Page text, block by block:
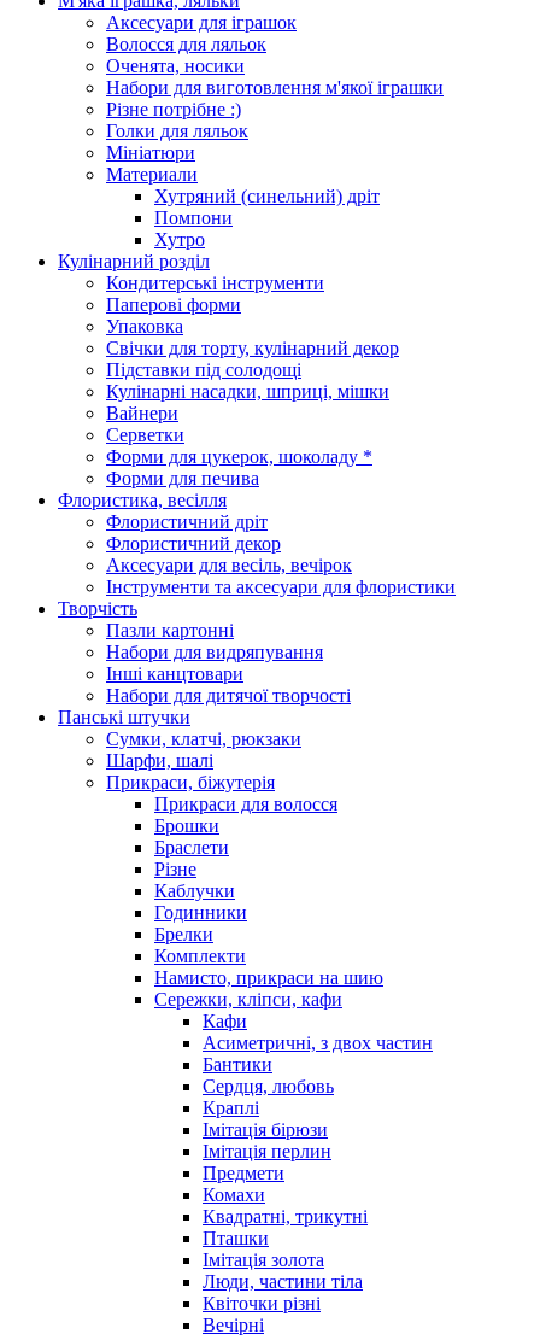
Аксесуари для іграшок
Волосся для ляльок
Оченята, носики
Набори для виготовлення м'якої іграшки
Різне потрібне :)
Голки для ляльок
Мініатюри
Материали
Хутряний (синельний) дріт
Помпони
Хутро
Кулінарний розділ
Кондитерські інструменти
Паперові форми
Упаковка
Свічки для торту, кулінарний декор
Підставки під солодощі
Кулінарні насадки, шприці, мішки
Вайнери
Серветки
Форми для цукерок, шоколаду *
Форми для печива
Флористика, весілля
Флористичний дріт
Флористичний декор
Аксесуари для весіль, вечірок
Інструменти та аксесуари для флористики
Творчість
Пазли картонні
Набори для видряпування
Інші канцтовари
Набори для дитячої творчості
Панські штучки
Сумки, клатчі, рюкзаки
Шарфи, шалі
Прикраси, біжутерія
Прикраси для волосся
Брошки
Браслети
Різне
Каблучки
Годинники
Брелки
Комплекти
Намисто, прикраси на шию
Сережки, кліпси, кафи
Кафи
Асиметричні, з двох частин
Бантики
Сердця, любовь
Краплі
Імітація бірюзи
Імітація перлин
Предмети
Комахи
Квадратні, трикутні
Пташки
Імітація золота
Люди, частини тіла
Квіточки різні
Вечірні